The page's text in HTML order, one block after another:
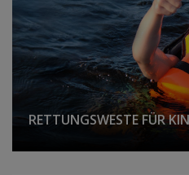
RETTUNGSWESTE FÜR